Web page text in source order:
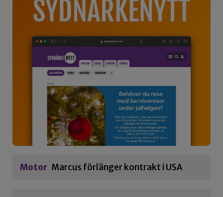
Motor Marcus förlänger kontrakt i USA